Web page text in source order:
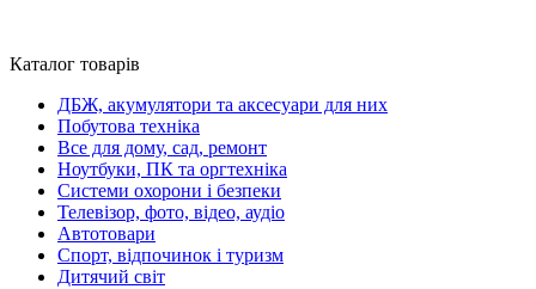
Каталог товарів
ДБЖ, акумулятори та аксесуари для них
Побутова техніка
Все для дому, сад, ремонт
Ноутбуки, ПК та оргтехніка
Системи охорони і безпеки
Телевізор, фото, відео, аудіо
Автотовари
Спорт, відпочинок і туризм
Дитячий світ